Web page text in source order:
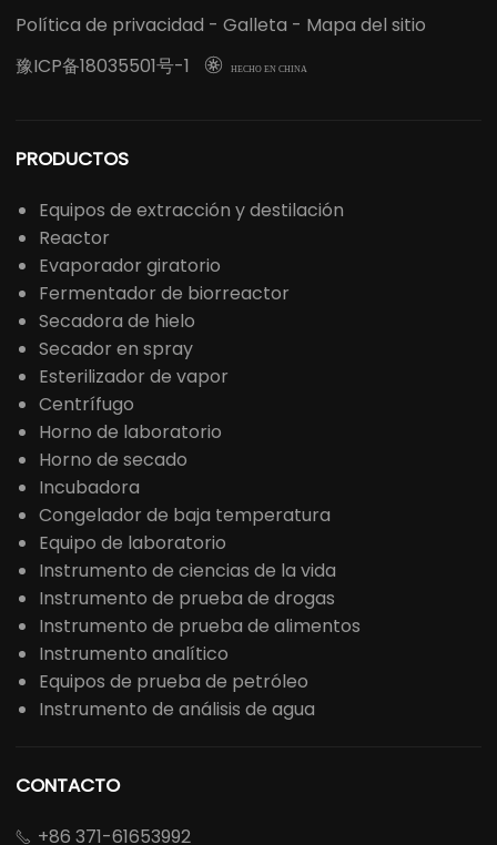
Política de privacidad - Galleta - Mapa del sitio
豫ICP备18035501号-1
 HECHO EN CHINA
PRODUCTOS
Equipos de extracción y destilación
Reactor
Evaporador giratorio
Fermentador de biorreactor
Secadora de hielo
Secador en spray
Esterilizador de vapor
Centrífugo
Horno de laboratorio
Horno de secado
Incubadora
Congelador de baja temperatura
Equipo de laboratorio
Instrumento de ciencias de la vida
Instrumento de prueba de drogas
Instrumento de prueba de alimentos
Instrumento analítico
Equipos de prueba de petróleo
Instrumento de análisis de agua
CONTACTO
 +86 371-61653992